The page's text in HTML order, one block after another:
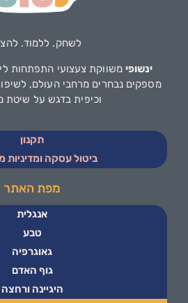
לשחק. ללמוד.
ינשופי משווקת צעצועי התפתחות
מספקים נבחרים מרחבי העולם,
וכיפית בדגש על שיטת
תקנון
ביטול עסקה ומדיניות
מפת האתר
אנגלית
טבע
גאוגרפיה
גוף האדם
היגיינה ורחצה